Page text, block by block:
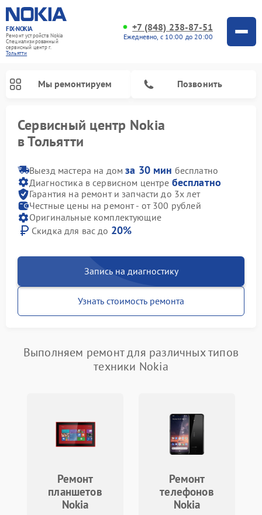
FIX-NOKIA
Ремонт устройств Nokia
Специализированный
cервисный центр г.
Тольятти
+7 (848) 238-87-51
Ежедневно, с 10:00 до 20:00
Мы ремонтируем Позвонить
Сервисный центр Nokia
в Тольятти
Выезд мастера на домза 30 мин бесплатно
Диагностика в сервисном центре бесплатно
Гарантия на ремонт и запчасти до 3х лет
Честные цены на ремонт - от 300 рублей
Оригинальные комплектующие
Скидка для вас до 20%
Запись на диагностику
Узнать стоимость ремонта
Выполняем ремонт для различных типов
техники Nokia
Ремонт
планшетов
Nokia
Ремонт
телефонов
Nokia